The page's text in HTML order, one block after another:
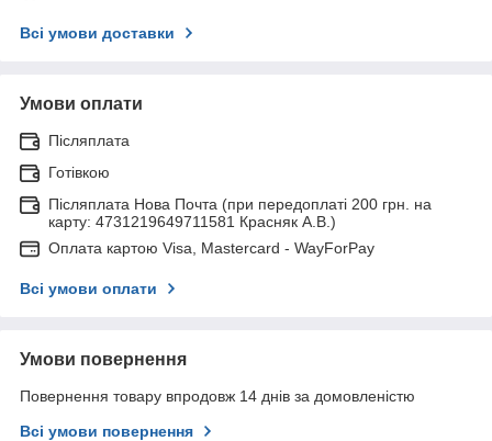
Всі умови доставки
Умови оплати
Післяплата
Готівкою
Післяплата Нова Почта (при передоплаті 200 грн. на
карту: 4731219649711581 Красняк А.В.)
Оплата картою Visa, Mastercard - WayForPay
Всі умови оплати
Умови повернення
Повернення товару впродовж 14 днів за домовленістю
Всі умови повернення